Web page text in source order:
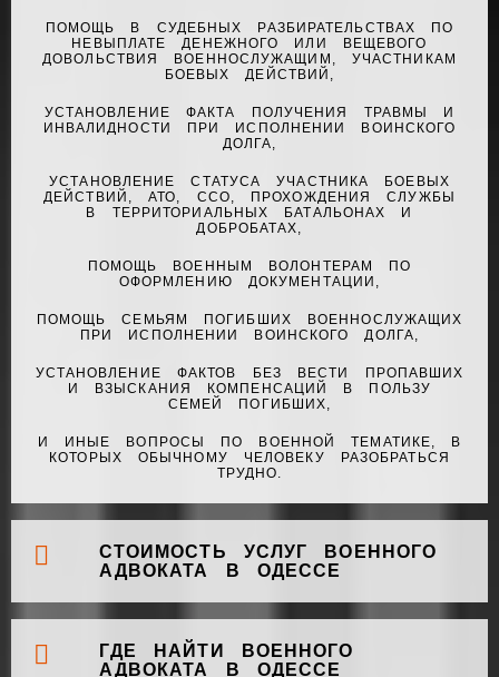
ПОМОЩЬ В СУДЕБНЫХ РАЗБИРАТЕЛЬСТВАХ ПО
НЕВЫПЛАТЕ ДЕНЕЖНОГО ИЛИ ВЕЩЕВОГО
ДОВОЛЬСТВИЯ ВОЕННОСЛУЖАЩИМ, УЧАСТНИКАМ
БОЕВЫХ ДЕЙСТВИЙ,
УСТАНОВЛЕНИЕ ФАКТА ПОЛУЧЕНИЯ ТРАВМЫ И
ИНВАЛИДНОСТИ ПРИ ИСПОЛНЕНИИ ВОИНСКОГО
ДОЛГА,
УСТАНОВЛЕНИЕ СТАТУСА УЧАСТНИКА БОЕВЫХ
ДЕЙСТВИЙ, АТО, ССО, ПРОХОЖДЕНИЯ СЛУЖБЫ
В ТЕРРИТОРИАЛЬНЫХ БАТАЛЬОНАХ И
ДОБРОБАТАХ,
ПОМОЩЬ ВОЕННЫМ ВОЛОНТЕРАМ ПО
ОФОРМЛЕНИЮ ДОКУМЕНТАЦИИ,
ПОМОЩЬ СЕМЬЯМ ПОГИБШИХ ВОЕННОСЛУЖАЩИХ
ПРИ ИСПОЛНЕНИИ ВОИНСКОГО ДОЛГА,
УСТАНОВЛЕНИЕ ФАКТОВ БЕЗ ВЕСТИ ПРОПАВШИХ
И ВЗЫСКАНИЯ КОМПЕНСАЦИЙ В ПОЛЬЗУ
СЕМЕЙ ПОГИБШИХ,
И ИНЫЕ ВОПРОСЫ ПО ВОЕННОЙ ТЕМАТИКЕ, В
КОТОРЫХ ОБЫЧНОМУ ЧЕЛОВЕКУ РАЗОБРАТЬСЯ
ТРУДНО.
СТОИМОСТЬ УСЛУГ ВОЕННОГО
АДВОКАТА В ОДЕССЕ
ГДЕ НАЙТИ ВОЕННОГО
АДВОКАТА В ОДЕССЕ